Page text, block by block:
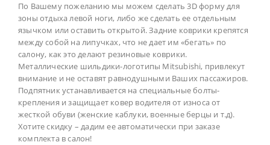
По Вашему пожеланию мы можем сделать 3D форму для
зоны отдыха левой ноги, либо же сделать ее отдельным
язычком или оставить открытой. Задние коврики крепятся
между собой на липучках, что не дает им «бегать» по
салону, как это делают резиновые коврики.
Металлические шильдики-логотипы Mitsubishi, привлекут
внимание и не оставят равнодушными Ваших пассажиров.
Подпятник устанавливается на специальные болты-
крепления и защищает ковер водителя от износа от
жесткой обуви (женские каблуки, военные берцы и т.д).
Хотите скидку – дадим ее автоматически при заказе
комплекта в салон!